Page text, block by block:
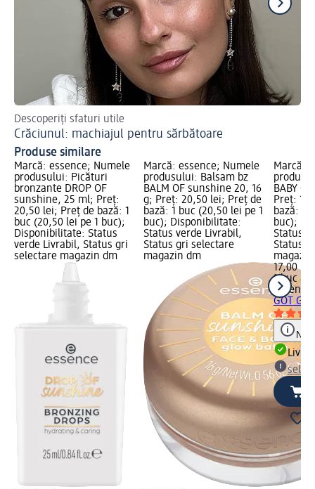
Descoperiți sfaturi utile
Crăciunul: machiajul pentru sărbătoare
Produse similare
Marcă: essence; Numele
produsului: Picături
bronzante DROP OF
sunshine, 25 ml; Preț:
20,50 lei; Preț de bază: 1
buc (20,50 lei pe 1 buc);
Disponibilitate: Status
verde Livrabil, Status gri
selectare magazin dm
Marcă: essence; Numele
produsului: Balsam bz
BALM OF sunshine 20, 16
g; Preț: 20,50 lei; Preț de
bază: 1 buc (20,50 lei pe 1
buc); Disponibilitate:
Status verde Livrabil,
Status gri selectare
magazin dm
Marcă:
BABY
Preț:
bază: 1
buc);
Status
Status
17,00 lei
1 buc
essence
GOT
Notă